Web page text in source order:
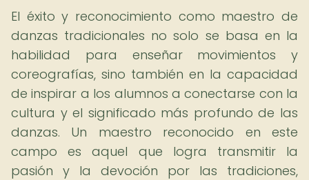
El éxito y reconocimiento como maestro de
danzas tradicionales no solo se basa en la
habilidad para enseñar movimientos y
coreografías, sino también en la capacidad
de inspirar a los alumnos a conectarse con la
cultura y el significado más profundo de las
danzas. Un maestro reconocido en este
campo es aquel que logra transmitir la
pasión y la devoción por las tradiciones,